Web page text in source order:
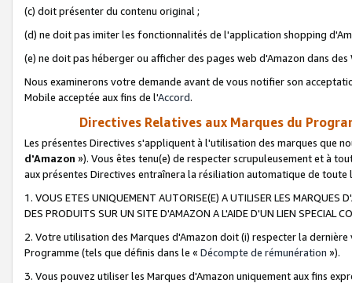
(c) doit présenter du contenu original ;
(d) ne doit pas imiter les fonctionnalités de l'application shopping
(e) ne doit pas héberger ou afficher des pages web d'Amazon dans
Nous examinerons votre demande avant de vous notifier son
Mobile acceptée aux fins de l'Accord.
Directives Relatives aux Marques du
Les présentes Directives s'appliquent à l'utilisation des marques que
d'Amazon »). Vous êtes tenu(e) de respecter scrupuleusement et à
aux présentes Directives entraînera la résiliation automatique de
1. VOUS ETES UNIQUEMENT AUTORISE(E) A UTILISER LES MARQUES
DES PRODUITS SUR UN SITE D'AMAZON A L'AIDE D'UN LIEN SPECIAL
2. Votre utilisation des Marques d'Amazon doit (i) respecter la
Programme (tels que définis dans le « Décompte de rémunération »).
3. Vous pouvez utiliser les Marques d'Amazon uniquement aux fins